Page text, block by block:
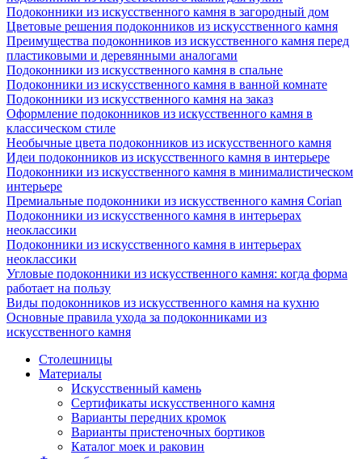
Подоконники из искусственного камня в загородный дом
Цветовые решения подоконников из искусственного камня
Преимущества подоконников из искусственного камня перед
пластиковыми и деревянными аналогами
Подоконники из искусственного камня в спальне
Подоконники из искусственного камня в ванной комнате
Подоконники из искусственного камня на заказ
Оформление подоконников из искусственного камня в
классическом стиле
Необычные цвета подоконников из искусственного камня
Идеи подоконников из искусственного камня в интерьере
Подоконники из искусственного камня в минималистическом
интерьере
Премиальные подоконники из искусственного камня Corian
Подоконники из искусственного камня в интерьерах
неоклассики
Подоконники из искусственного камня в интерьерах
неоклассики
Угловые подоконники из искусственного камня: когда форма
работает на пользу
Виды подоконников из искусственного камня на кухню
Основные правила ухода за подоконниками из
искусственного камня
Столешницы
Материалы
Искусственный камень
Сертификаты искусственного камня
Варианты передних кромок
Варианты пристеночных бортиков
Каталог моек и раковин